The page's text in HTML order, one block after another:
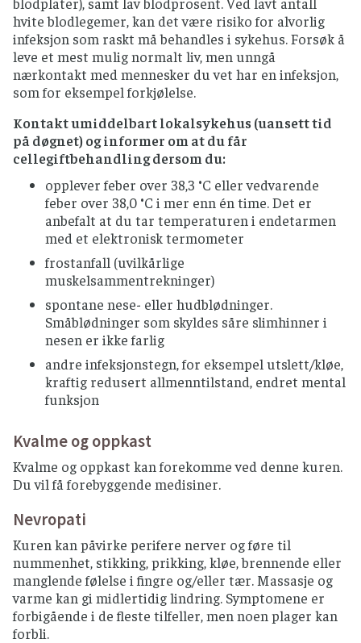
hvite blodlegemer, kan det være risiko for alvorlig
infeksjon som raskt må behandles i sykehus. Forsøk å
leve et mest mulig normalt liv, men unngå
nærkontakt med mennesker du vet har en infeksjon,
som for eksempel forkjølelse.
Kontakt umiddelbart lokalsykehus (uansett tid
på døgnet) og informer om at du får
cellegiftbehandling dersom du:
opplever feber over 38,3 °C eller vedvarende
feber over 38,0 °C i mer enn én time. Det er
anbefalt at du tar temperaturen i endetarmen
med et elektronisk termometer
frostanfall (uvilkårlige
muskelsammentrekninger)
spontane nese- eller hudblødninger.
Småblødninger som skyldes såre slimhinner i
nesen er ikke farlig
andre infeksjonstegn, for eksempel utslett/kløe,
kraftig redusert allmenntilstand, endret mental
funksjon
Kvalme og oppkast
Kvalme og oppkast kan forekomme ved denne kuren.
Du vil få forebyggende medisiner.
Nevropati
Kuren kan påvirke perifere nerver og føre til
nummenhet, stikking, prikking, kløe, brennende eller
manglende følelse i fingre og/eller tær. Massasje og
varme kan gi midlertidig lindring. Symptomene er
forbigående i de fleste tilfeller, men noen plager kan
forbli.